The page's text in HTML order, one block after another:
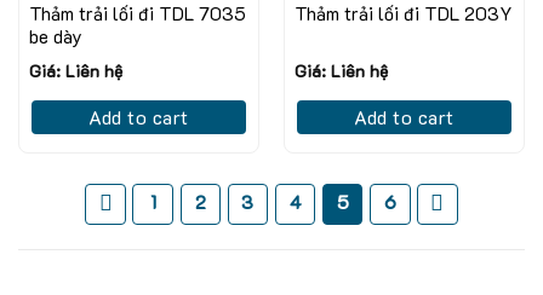
Thảm trải lối đi TDL 7035
be dày
Giá: Liên hệ
Add to cart
Thảm trải lối đi TDL 203Y
Giá: Liên hệ
Add to cart
1 2 3 4 5 6